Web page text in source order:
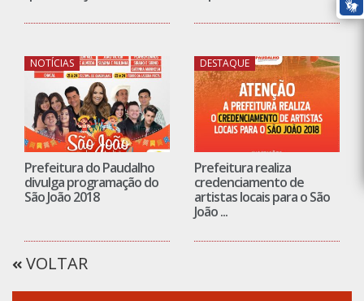
NOTÍCIAS
Prefeitura do Paudalho
divulga programação do
São João 2018
DESTAQUE
Prefeitura realiza
credenciamento de
artistas locais para o São
João ...
VOLTAR